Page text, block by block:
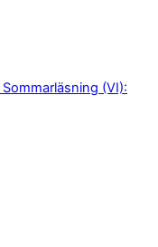
Sommarläsning (VI):